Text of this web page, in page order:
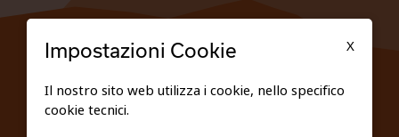
X
Impostazioni Cookie
Il nostro sito web utilizza i cookie, nello specifico
cookie tecnici.